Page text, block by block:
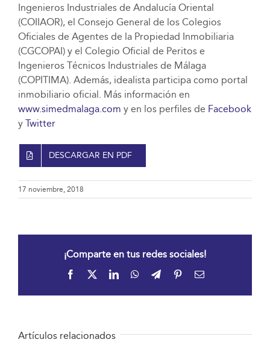
Ingenieros Industriales de Andalucía Oriental
(COIIAOR), el Consejo General de los Colegios
Oficiales de Agentes de la Propiedad Inmobiliaria
(CGCOPAI) y el Colegio Oficial de Peritos e
Ingenieros Técnicos Industriales de Málaga
(COPITIMA). Además, idealista participa como portal
inmobiliario oficial. Más información en
www.simedmalaga.com y en los perfiles de Facebook
y Twitter
DESCARGAR EN PDF
17 noviembre, 2018
¡Comparte en tus redes sociales!
Facebook LinkedInWhatsApp
TelegramPinterestCorreo
Artículos relacionados